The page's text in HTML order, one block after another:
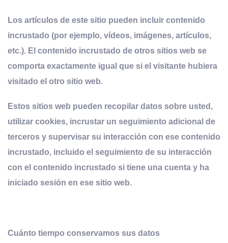
Los artículos de este sitio pueden incluir contenido
incrustado (por ejemplo, vídeos, imágenes, artículos,
etc.). El contenido incrustado de otros sitios web se
comporta exactamente igual que si el visitante hubiera
visitado el otro sitio web.
Estos sitios web pueden recopilar datos sobre usted,
utilizar cookies, incrustar un seguimiento adicional de
terceros y supervisar su interacción con ese contenido
incrustado, incluido el seguimiento de su interacción
con el contenido incrustado si tiene una cuenta y ha
iniciado sesión en ese sitio web.
Cuánto tiempo conservamos sus datos